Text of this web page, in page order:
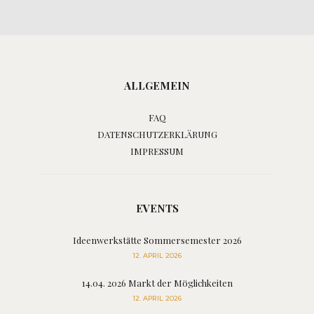
ALLGEMEIN
FAQ
DATENSCHUTZERKLÄRUNG
IMPRESSUM
EVENTS
Ideenwerkstätte Sommersemester 2026
12. APRIL 2026
14.04. 2026 Markt der Möglichkeiten
12. APRIL 2026